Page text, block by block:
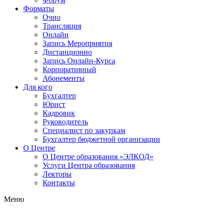
Форматы
Очно
Трансляция
Онлайн
Запись Мероприятия
Дистанционно
Запись Онлайн-Курса
Корпоративный
Абонементы
Для кого
Бухгалтер
Юрист
Кадровик
Руководитель
Специалист по закупкам
Бухгалтер бюджетной организации
О Центре
О Центре образования «ЭЛКОД»
Услуги Центра образования
Лекторы
Контакты
Меню